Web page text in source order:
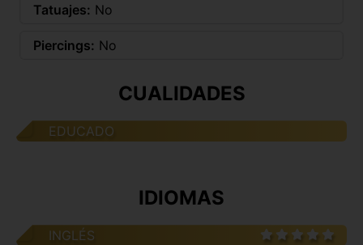
Tatuajes: No
Piercings: No
CUALIDADES
EDUCADO
IDIOMAS
INGLÉS